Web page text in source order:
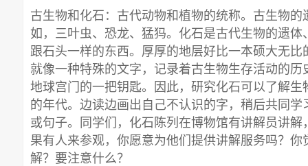
古生物和化石：古代动物和植物的统称。古生物
如，三叶虫、恐龙、猛犸。化石是古代生物的遗
跟石头一样的东西。厚厚的地层好比一本硕大无
就像一种特殊的文字，记录着古生物生存活动的
地球宫门的一把钥匙。因此，研究化石可以了解
的年代。边读边画出自己不认识的字，稍后共同
或句子。同学们，化石陈列在博物馆有讲解员讲解
果有人来参观，你愿意为他们提供讲解服务吗？
解？要注意什么？